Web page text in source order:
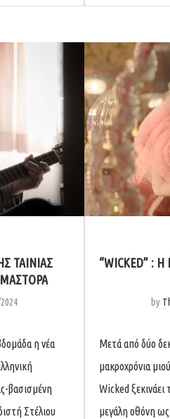
ΤΑΙΝΙΑΣ
η νέα
βασισμένη
Στέλιου
“WICKED” :
by
Μετά από δύο
μακροχρόνια
Wicked ξεκινάει
μεγάλη οθόνη